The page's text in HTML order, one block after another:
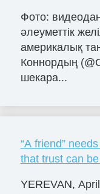
Фото:
әлеуметтік
америкалық
Коннордың
шекара...
“A friend”
that trust can
YEREVAN,